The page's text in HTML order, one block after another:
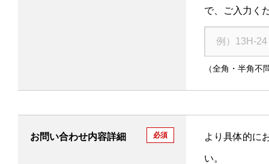
で、ご入力く
（全角・半角不
お問い合わせ内容詳細 必須 より具体的に
い。